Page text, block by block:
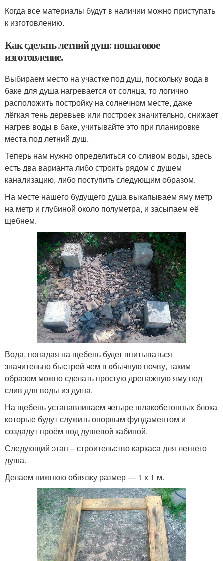
Когда все материалы будут в наличии можно приступать
к изготовлению.
Как сделать летний душ: пошаговое
изготовление.
Выбираем место на участке под душ, поскольку вода в
баке для душа нагревается от солнца, то логично
расположить постройку на солнечном месте, даже
лёгкая тень деревьев или построек значительно, снижает
нагрев воды в баке, учитывайте это при планировке
места под летний душ.
Теперь нам нужно определиться со сливом воды, здесь
есть два варианта либо строить рядом с душем
канализацию, либо поступить следующим образом.
На месте нашего будущего душа выкапываем яму метр
на метр и глубиной около полуметра, и засыпаем её
щебнем.
Вода, попадая на щебень будет впитываться
значительно быстрей чем в обычную почву, таким
образом можно сделать простую дренажную яму под
слив для воды из душа.
На щебень устанавливаем четыре шлакобетонных блока
которые будут служить опорным фундаментом и
создадут проём под душевой кабиной.
Следующий этап – строительство каркаса для летнего
душа.
Делаем нижнюю обвязку размер — 1 х 1 м.